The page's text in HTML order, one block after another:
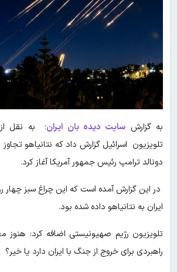
به گزارش سایت دیده بان ایران
تلویزیون اسرائیل گزارش داد که نتانیاهو تجاوز
دونالد ترامپ رئیس جمهور آمریکا آغاز کرد.
در این گزارش آمده است که این چراغ سبز چهار
ایران به نتانیاهو داده شده بود.
تلویزیون رژیم صهیونیستی اضافه کرد: هنوز
راهبردی برای خروج از جنگ با ایران دارد یا خیر؟